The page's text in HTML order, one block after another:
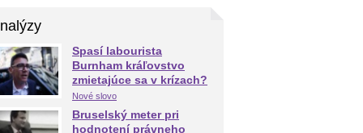
Spasí labourista
Burnham kráľovstvo
zmietajúce sa v krízach?
Nové slovo
Bruselský meter pri
hodnotení právneho